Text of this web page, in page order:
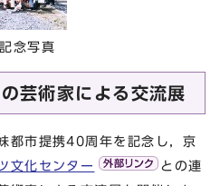
念写真
芸術家による交流展
都市提携40周年を記念し，京
文化センター
との連